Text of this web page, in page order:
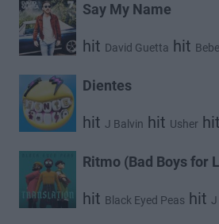
Say My Name
hit David Guetta hit
Dientes
hit J Balvin hit Usher hit
Ritmo (Bad Boys for
hit Black Eyed Peas hit